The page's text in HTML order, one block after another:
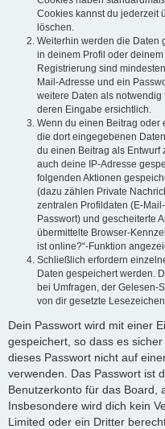
Cookies kannst du jederzeit
löschen.
Weiterhin werden die Daten
in deinem Profil oder
Registrierung sind
Mail-Adresse und ein
weitere Daten als
deren Eingabe ersichtlich.
Wenn du einen Beitrag oder
die dort eingegebenen
du einen Beitrag als Entwurf
auch deine IP-Adresse
folgenden Aktionen
(dazu zählen Private
zentralen Profildaten (E-
Passwort) und gescheiterte
übermittelte Browser-
ist online?“-Funktion
Schließlich erfordern
Daten gespeichert werden.
bei Umfragen, der Gelesen-
von dir gesetzte
Dein Passwort wird mit einer
gespeichert, so dass es
dieses Passwort nicht auf
verwenden. Das Passwort ist
Benutzerkonto für das Board,
Insbesondere wird dich kein
Limited oder ein Dritter